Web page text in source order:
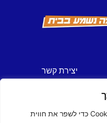
באתר זה אנו משתמשים בקובצי Cookie כדי לשפר את חווית
יצירת קשר
הצהרת נגישות